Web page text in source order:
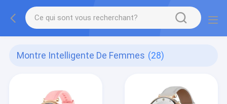
Montre Intelligente De Femmes (28)